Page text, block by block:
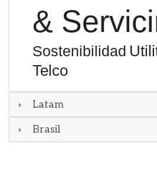
&
Sostenibilidad
Telco
Latam
Brasil